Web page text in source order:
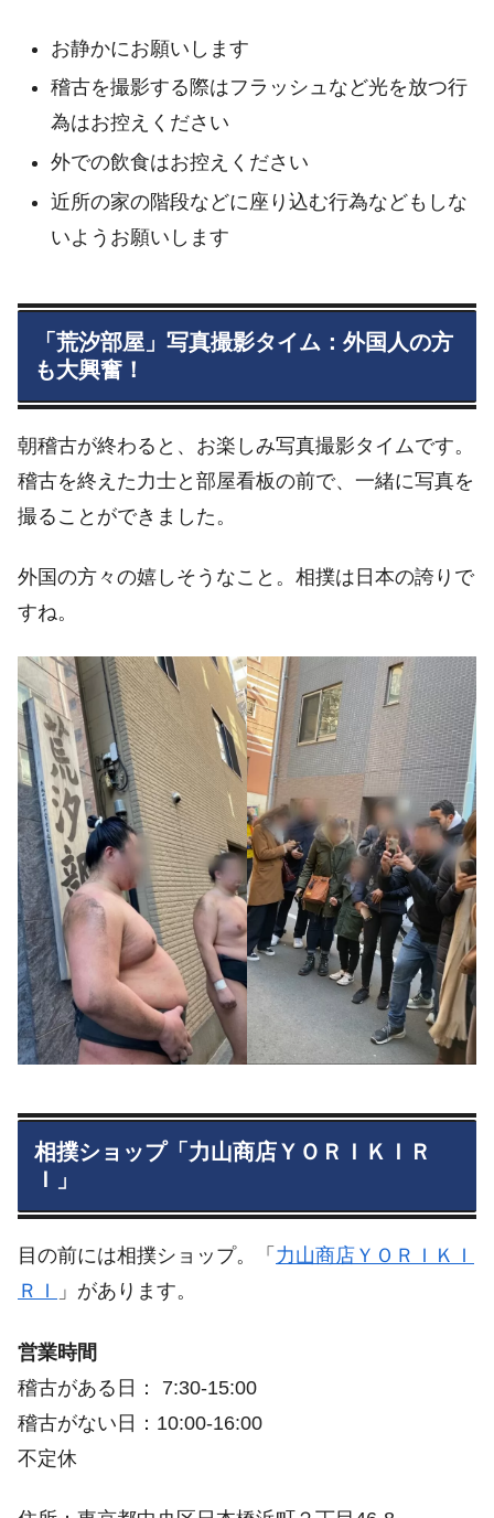
お静かにお願いします
稽古を撮影する際はフラッシュなど光を放つ行
為はお控えください
外での飲食はお控えください
近所の家の階段などに座り込む行為などもしな
いようお願いします
「荒汐部屋」写真撮影タイム：外国人の方
も大興奮！
朝稽古が終わると、お楽しみ写真撮影タイムです。
稽古を終えた力士と部屋看板の前で、一緒に写真を
撮ることができました。
外国の方々の嬉しそうなこと。相撲は日本の誇りで
すね。
相撲ショップ「力山商店ＹＯＲＩＫＩＲ
Ｉ」
目の前には相撲ショップ。「 力山商店ＹＯＲＩＫＩ
ＲＩ
」があります。
営業時間
稽古がある日： 7:30-15:00
稽古がない日：10:00-16:00
不定休